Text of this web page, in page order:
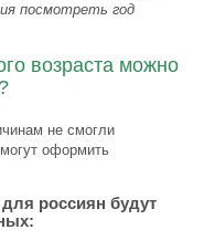
посмотреть год
возраста можно
не смогли
оформить
россиян будут